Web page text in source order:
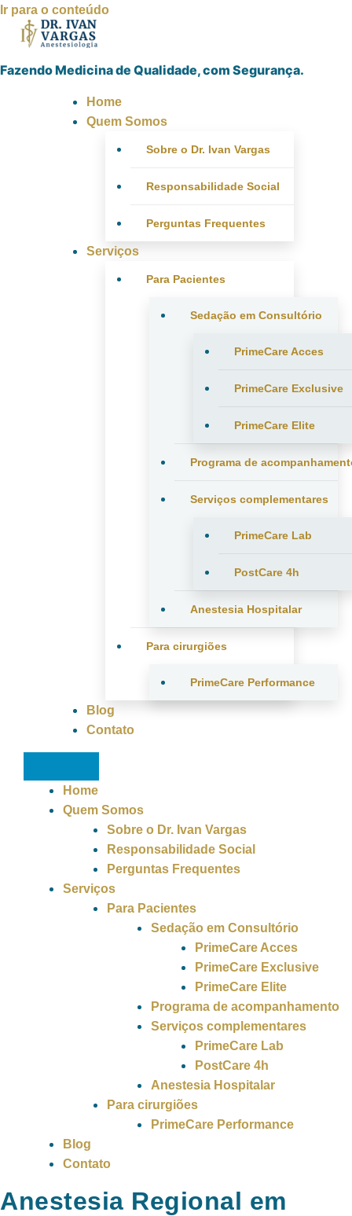
Ir para o conteúdo
Fazendo Medicina de Qualidade, com Segurança.
Home
Quem Somos
Sobre o Dr. Ivan Vargas
Responsabilidade Social
Perguntas Frequentes
Serviços
Para Pacientes
Sedação em Consultório
PrimeCare Acces
PrimeCare Exclusive
PrimeCare Elite
Programa de
Serviços complementares
PrimeCare Lab
PostCare 4h
Anestesia Hospitalar
Para cirurgiões
PrimeCare Performance
Blog
Contato
Home
Quem Somos
Sobre o Dr. Ivan Vargas
Responsabilidade Social
Perguntas Frequentes
Serviços
Para Pacientes
Sedação em Consultório
PrimeCare Acces
PrimeCare Exclusive
PrimeCare Elite
Programa de acompanhamento
Serviços complementares
PrimeCare Lab
PostCare 4h
Anestesia Hospitalar
Para cirurgiões
PrimeCare Performance
Blog
Contato
Anestesia Regional em